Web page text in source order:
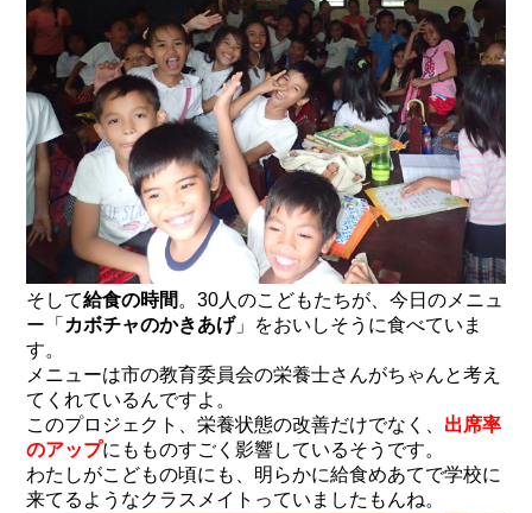
そして給食の時間 。30人のこどもたちが、今日のメニュ
ー「 カボチャのかきあげ」をおいしそうに食べていま
す。
メニューは市の教育委員会の栄養士さんがちゃんと考え
てくれているんですよ。
このプロジェクト、栄養状態の改善だけでなく、 出席率
のアップにもものすごく影響しているそうです。
わたしがこどもの頃にも、明らかに給食めあてで学校に
来てるようなクラスメイトっていましたもんね。